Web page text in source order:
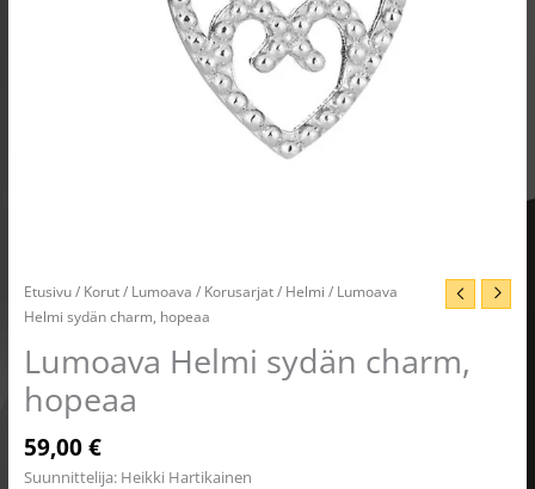
Etusivu/ Korut/ Lumoava / Korusarjat/ Helmi / Lumoava
Helmi sydän charm, hopeaa
Lumoava Helmi sydän charm,
hopeaa
59,00€
Suunnittelija: Heikki Hartikainen